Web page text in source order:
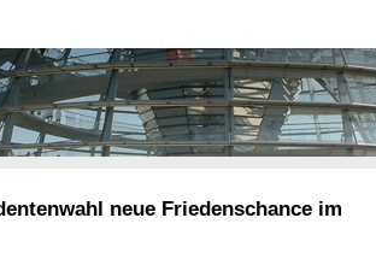
neue Friedenschance im